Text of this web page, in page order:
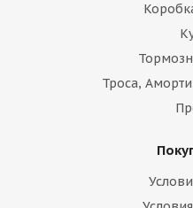
Троса,